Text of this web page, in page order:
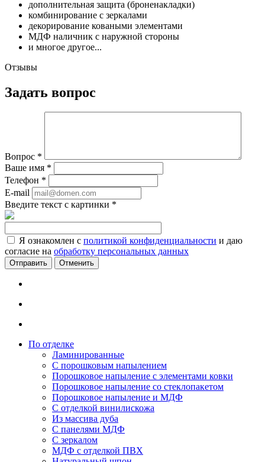
дополнительная защита (броненакладки)
комбинирование с зеркалами
декорирование коваными элементами
МДФ наличник с наружной стороны
и многое другое...
Отзывы
Задать вопрос
Вопрос *
Ваше имя *
Телефон *
E-mail
Введите текст с картинки *
Я ознакомлен с политикой конфиденциальности и даю
согласие на обработку персональных данных
Отменить
По отделке
Ламинированные
С порошковым напылением
Порошковое напыление с элементами ковки
Порошковое напыление со стеклопакетом
Порошковое напыление и МДФ
С отделкой винилискожа
Из массива дуба
С панелями МДФ
С зеркалом
МДФ с отделкой ПВХ